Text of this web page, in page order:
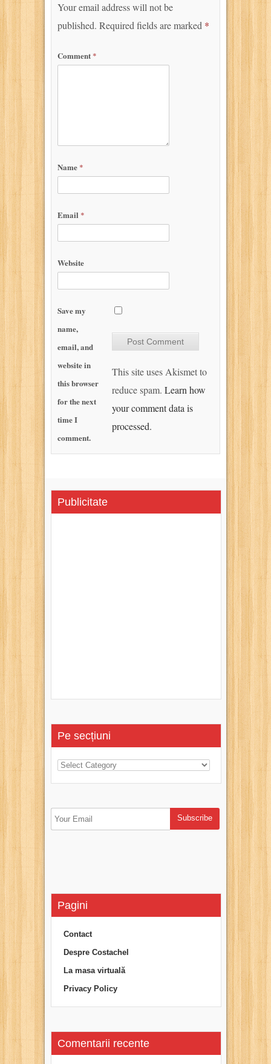
Your email address will not be
published. Required fields are marked *
Comment *
Name *
Email *
Website
Save my
name,
email, and
website in
this browser
for the next
time I
comment.
This site uses Akismet to
reduce spam. Learn how
your comment data is
processed.
Publicitate
Pe secțiuni
Pagini
Contact
Despre Costachel
La masa virtuală
Privacy Policy
Comentarii recente